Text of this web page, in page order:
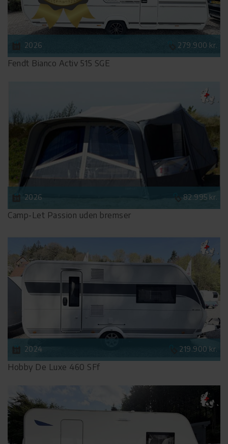
2026 279.900 kr.
Fendt Bianco Activ 515 SGE
2026 82.995 kr.
Camp-Let Passion uden bremser
2024 219.900 kr.
Hobby De Luxe 460 SFf